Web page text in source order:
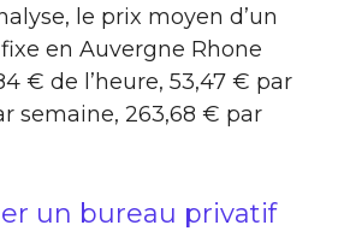
le prix moyen d’un
en Auvergne Rhone
€ de l’heure, 53,47 € par
semaine, 263,68 € par
un bureau privatif